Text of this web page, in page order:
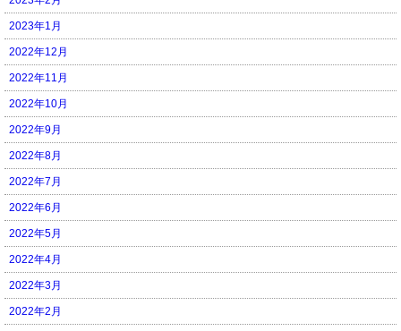
2023年1月
2022年12月
2022年11月
2022年10月
2022年9月
2022年8月
2022年7月
2022年6月
2022年5月
2022年4月
2022年3月
2022年2月